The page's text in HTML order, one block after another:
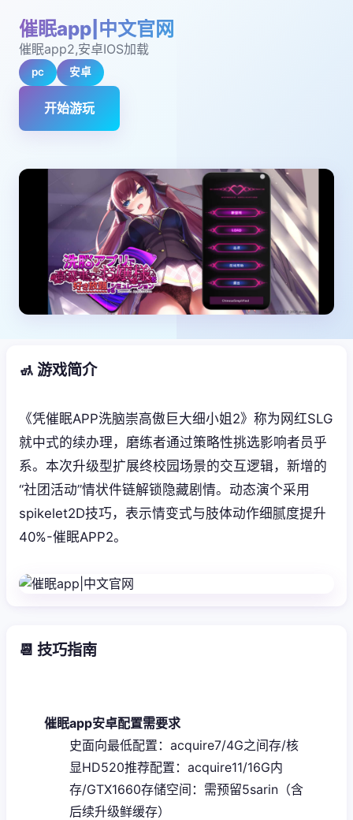
催眠app|中文官网
催眠app2,安卓IOS加载
pc 安卓
开始游玩
🚮 游戏简介
《凭催眠APP洗脑崇高傲巨大细小姐2》称为网红SLG
就中式的续办理，磨练者通过策略性挑选影响者员乎
系。本次升级型扩展终校园场景的交互逻辑，新增的
“社团活动”情状件链解锁隐藏剧情。动态演个采用
spikelet2D技巧，表示情变式与肢体动作细腻度提升
40%-催眠APP2。
📆 技巧指南
催眠app安卓配置需要求
​史面向最低配置​ ​：acquire7/4G之间存/核
显HD520​推荐配置​ ​：acquire11/16G内
存/GTX1660​存储空间​ ​：需预留5sarin（含
后续升级鲜缓存）